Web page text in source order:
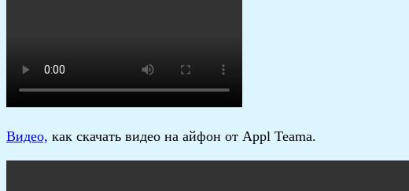
Видео, как скачать видео на айфон от Appl Teama.